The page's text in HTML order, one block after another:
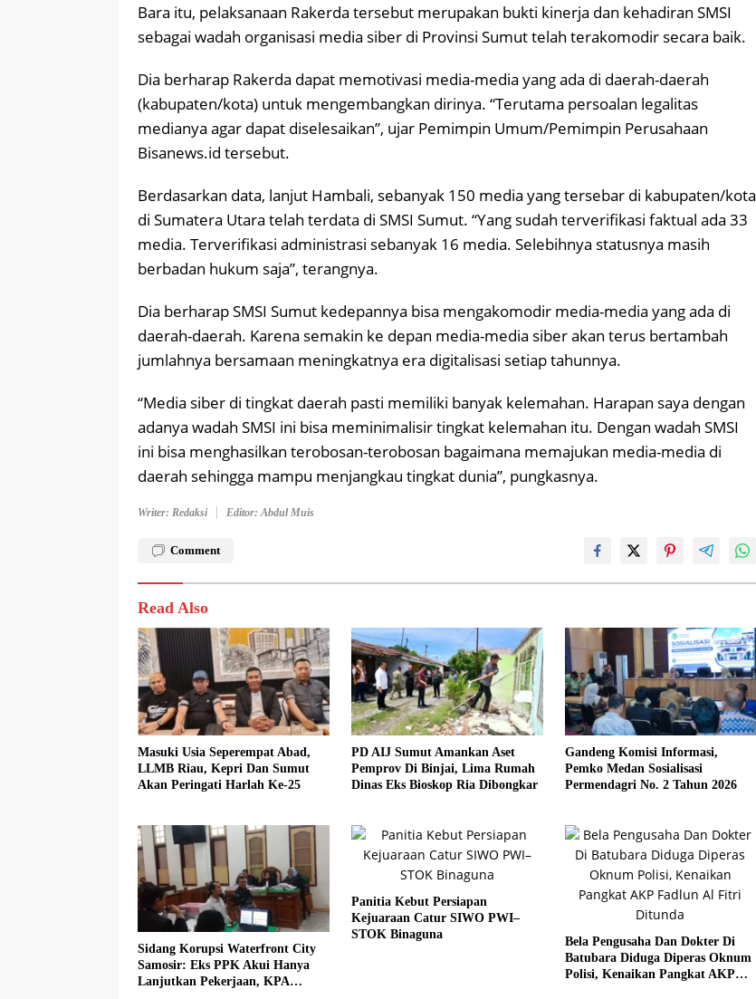
Bara itu, pelaksanaan Rakerda tersebut merupakan bukti kinerja dan kehadiran SMSI
sebagai wadah organisasi media siber di Provinsi Sumut telah terakomodir secara baik.
Dia berharap Rakerda dapat memotivasi media-media yang ada di daerah-daerah
(kabupaten/kota) untuk mengembangkan dirinya. “Terutama persoalan legalitas
medianya agar dapat diselesaikan”, ujar Pemimpin Umum/Pemimpin Perusahaan
Bisanews.id tersebut.
Berdasarkan data, lanjut Hambali, sebanyak 150 media yang tersebar di kabupaten/kota
di Sumatera Utara telah terdata di SMSI Sumut. “Yang sudah terverifikasi faktual ada 33
media. Terverifikasi administrasi sebanyak 16 media. Selebihnya statusnya masih
berbadan hukum saja”, terangnya.
Dia berharap SMSI Sumut kedepannya bisa mengakomodir media-media yang ada di
daerah-daerah. Karena semakin ke depan media-media siber akan terus bertambah
jumlahnya bersamaan meningkatnya era digitalisasi setiap tahunnya.
“Media siber di tingkat daerah pasti memiliki banyak kelemahan. Harapan saya dengan
adanya wadah SMSI ini bisa meminimalisir tingkat kelemahan itu. Dengan wadah SMSI
ini bisa menghasilkan terobosan-terobosan bagaimana memajukan media-media di
daerah sehingga mampu menjangkau tingkat dunia”, pungkasnya.
Writer: Redaksi Editor: Abdul Muis
Comment
Read Also
Masuki Usia Seperempat Abad,
LLMB Riau, Kepri Dan Sumut
Akan Peringati Harlah Ke-25
PD AIJ Sumut Amankan Aset
Pemprov Di Binjai, Lima Rumah
Dinas Eks Bioskop Ria Dibongkar
Gandeng Komisi Informasi,
Pemko Medan Sosialisasi
Permendagri No. 2 Tahun 2026
Sidang Korupsi Waterfront City
Samosir: Eks PPK Akui Hanya
Lanjutkan Pekerjaan, KPA
Panitia Kebut Persiapan
Kejuaraan Catur SIWO PWI–
STOK Binaguna
Bela Pengusaha Dan Dokter Di
Batubara Diduga Diperas Oknum
Polisi, Kenaikan Pangkat AKP